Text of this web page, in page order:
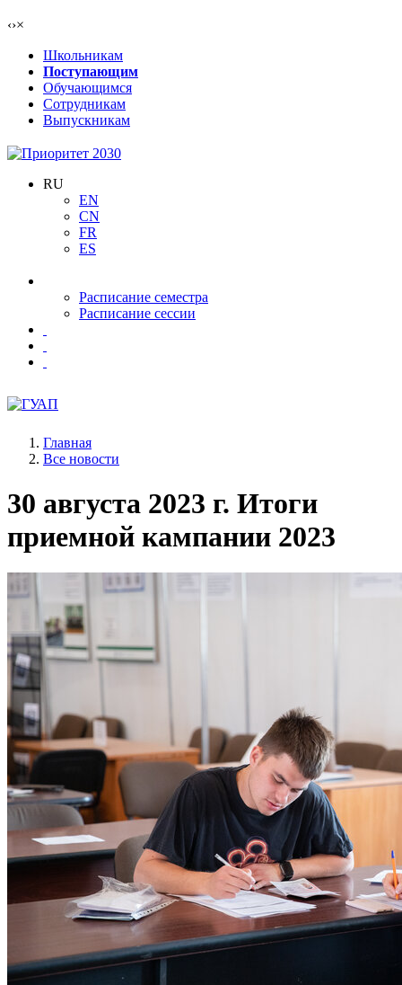
‹›×
Школьникам
Поступающим
Обучающимся
Сотрудникам
Выпускникам
RU
EN
CN
FR
ES
Расписание семестра
Расписание сессии
Главная
Все новости
30 августа 2023 г. Итоги
приемной кампании 2023